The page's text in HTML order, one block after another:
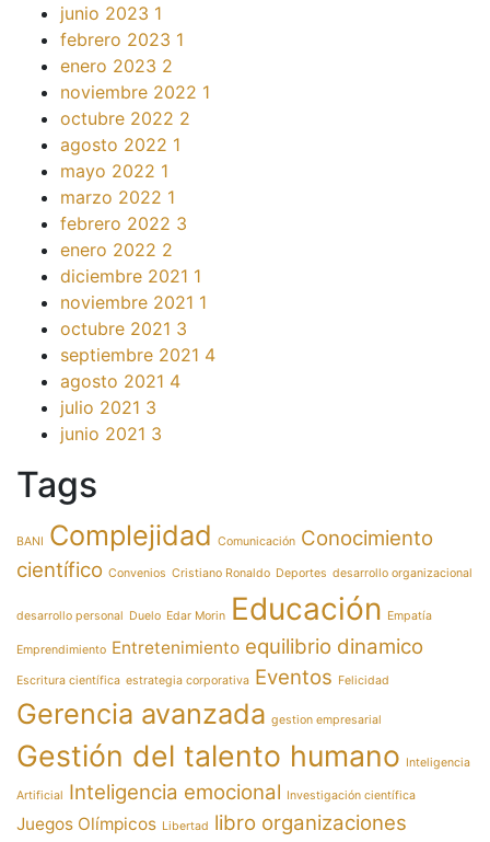
junio 2023 1
febrero 2023 1
enero 2023 2
noviembre 2022 1
octubre 2022 2
agosto 2022 1
mayo 2022 1
marzo 2022 1
febrero 2022 3
enero 2022 2
diciembre 2021 1
noviembre 2021 1
octubre 2021 3
septiembre 2021 4
agosto 2021 4
julio 2021 3
junio 2021 3
Tags
BANI Complejidad Comunicación Conocimiento
científico Convenios Cristiano Ronaldo Deportes desarrollo organizacional
desarrollo personal Duelo Edar Morin Educación Empatía
Emprendimiento Entretenimiento equilibrio dinamico
Escritura científica estrategia corporativa Eventos Felicidad
Gerencia avanzada gestion empresarial
Gestión del talento humano Inteligencia
Artificial Inteligencia emocional Investigación científica
Juegos Olímpicos Libertad libro organizaciones